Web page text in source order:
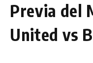
Previa del
United vs